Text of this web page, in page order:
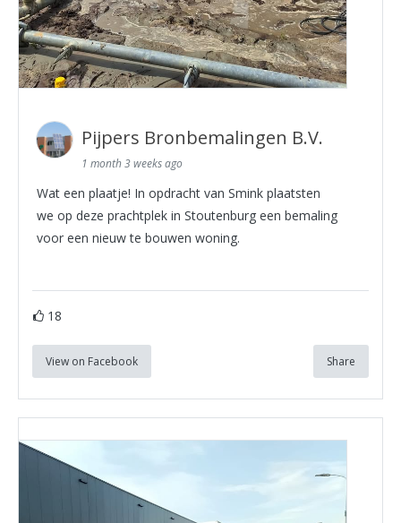
Pijpers Bronbemalingen B.V.
1 month 3 weeks ago
Wat een plaatje! In opdracht van Smink plaatsten
we op deze prachtplek in Stoutenburg een bemaling
voor een nieuw te bouwen woning.
18
View on Facebook Share